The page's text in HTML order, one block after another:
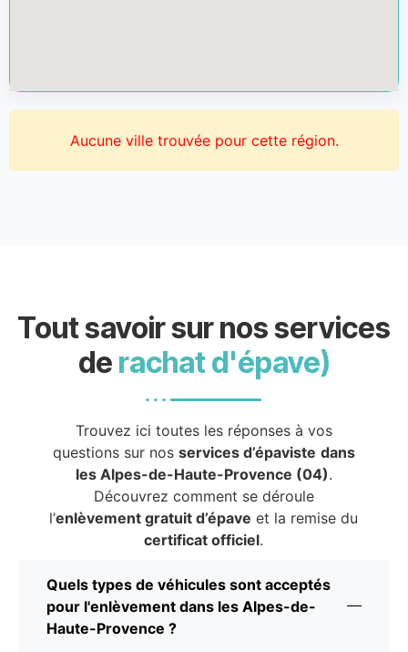
Aucune ville trouvée pour cette région.
Tout savoir sur nos services
de rachat d'épave)
Trouvez ici toutes les réponses à vos
questions sur nos services d’épaviste dans
les Alpes-de-Haute-Provence (04).
Découvrez comment se déroule
l’enlèvement gratuit d’épave et la remise du
certificat officiel.
Quels types de véhicules sont acceptés
pour l'enlèvement dans les Alpes-de-
Haute-Provence ?